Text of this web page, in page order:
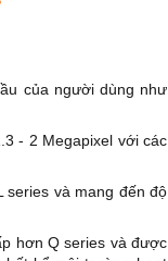
của người dùng như
- 2 Megapixel với các
và mang đến độ
hơn Q series và được